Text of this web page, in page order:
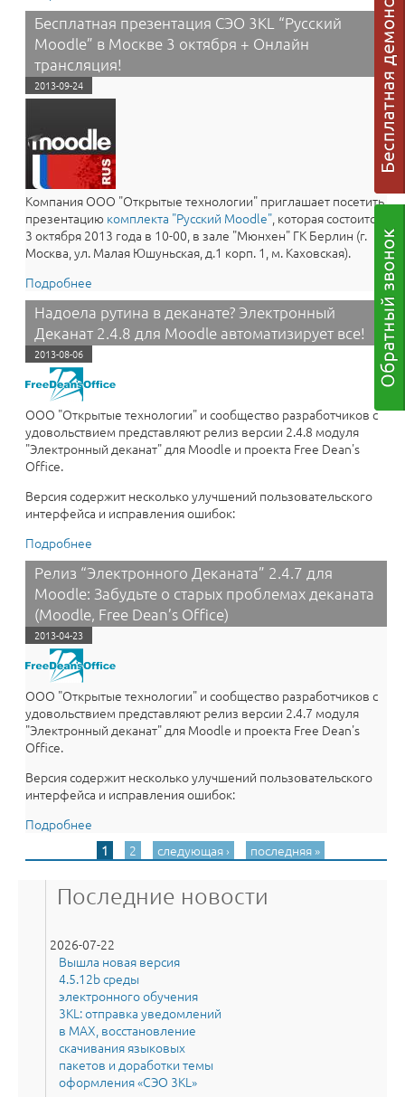
для скачивания
Бесплатная презентация СЭО 3KL “Русский
Moodle” в Москве 3 октября + Онлайн
трансляция!
2013-09-24
Компания ООО "Открытые технологии" приглашает посетить
презентацию комплекта "Русский Moodle", которая состоится
3 октября 2013 года в 10-00, в зале "Мюнхен" ГК Берлин (г.
Москва, ул. Малая Юшуньская, д.1 корп. 1, м. Каховская).
Подробнее о Бесплатная презентация СЭО 3KL “Русский Moodle”
в Москве 3 октября + Онлайн трансляция!
Надоела рутина в деканате? Электронный
Деканат 2.4.8 для Moodle автоматизирует все!
2013-08-06
ООО "Открытые технологии" и сообщество разработчиков с
удовольствием представляют релиз версии 2.4.8 модуля
"Электронный деканат" для Moodle и проекта Free Dean's
Office.
Версия содержит несколько улучшений пользовательского
интерфейса и исправления ошибок:
Подробнее
2.4.8 для Moodle автоматизирует все!
Релиз “Электронного Деканата” 2.4.7 для
Moodle: Забудьте о старых проблемах деканата
(Moodle, Free Dean’s Office)
2013-04-23
ООО "Открытые технологии" и сообщество разработчиков с
удовольствием представляют релиз версии 2.4.7 модуля
"Электронный деканат" для Moodle и проекта Free Dean's
Office.
Версия содержит несколько улучшений пользовательского
интерфейса и исправления ошибок:
Подробнее
Забудьте о старых проблемах деканата (Moodle, Free
Dean’s Office)
Страницы
1 2 следующая › последняя »
Последние новости
2026-07-22
Вышла новая версия
4.5.12b среды
электронного обучения
3KL: отправка уведомлений
в MAX, восстановление
скачивания языковых
пакетов и доработки темы
оформления «СЭО 3KL»